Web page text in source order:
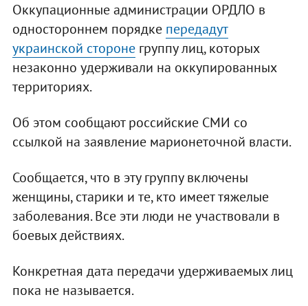
Оккупационные администрации ОРДЛО в
одностороннем порядке передадут
украинской сторонегруппу лиц, которых
незаконно удерживали на оккупированных
территориях.
Об этом сообщают российские СМИ со
ссылкой на заявление марионеточной власти.
Сообщается, что в эту группу включены
женщины, старики и те, кто имеет тяжелые
заболевания. Все эти люди не участвовали в
боевых действиях.
Конкретная дата передачи удерживаемых лиц
пока не называется.